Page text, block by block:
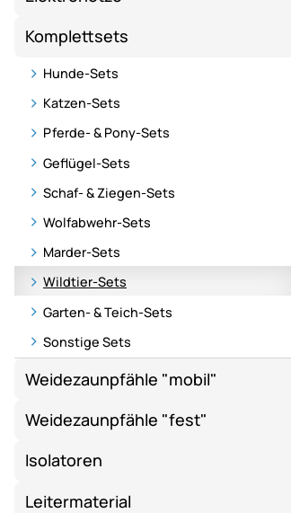
Komplettsets
Hunde-Sets
Katzen-Sets
Pferde- & Pony-Sets
Geflügel-Sets
Schaf- & Ziegen-Sets
Wolfabwehr-Sets
Marder-Sets
Wildtier-Sets
Garten- & Teich-Sets
Sonstige Sets
Weidezaunpfähle "mobil"
Weidezaunpfähle "fest"
Isolatoren
Leitermaterial